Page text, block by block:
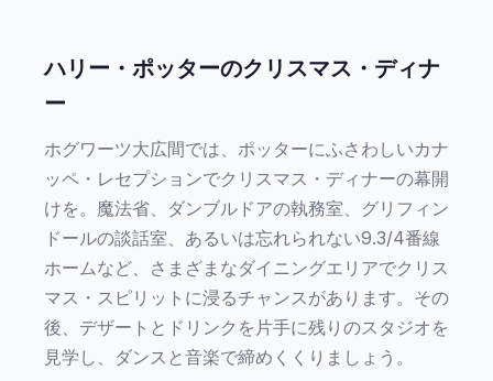
ハリー・ポッターのクリスマス・ディナ
ー
ホグワーツ大広間では、ポッターにふさわしいカナ
ッペ・レセプションでクリスマス・ディナーの幕開
けを。魔法省、ダンブルドアの執務室、グリフィン
ドールの談話室、あるいは忘れられない9.3/4番線
ホームなど、さまざまなダイニングエリアでクリス
マス・スピリットに浸るチャンスがあります。その
後、デザートとドリンクを片手に残りのスタジオを
見学し、ダンスと音楽で締めくくりましょう。